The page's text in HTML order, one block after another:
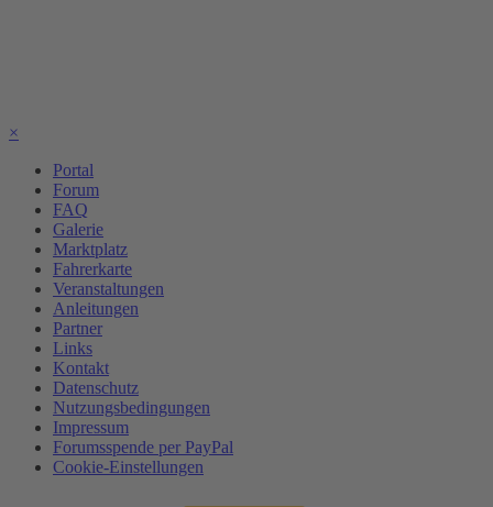
×
Portal
Forum
FAQ
Galerie
Marktplatz
Fahrerkarte
Veranstaltungen
Anleitungen
Partner
Links
Kontakt
Datenschutz
Nutzungsbedingungen
Impressum
Forumsspende per PayPal
Cookie-Einstellungen